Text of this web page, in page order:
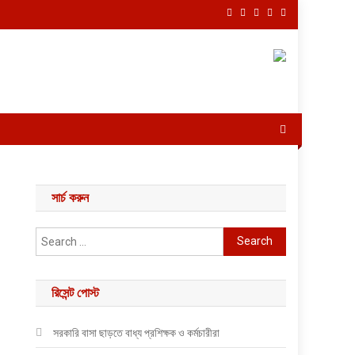
সার্চ করুন
Search for:
রিসেন্ট পোস্ট
সরকারি বাসা ছাড়তে বাধ্য প্রশিক্ষক ও কর্মচারীরা